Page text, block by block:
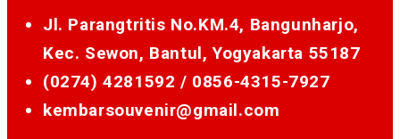
Jl. Parangtritis No.KM.4, Bangunharjo,
Kec. Sewon, Bantul, Yogyakarta 55187
(0274) 4281592 / 0856-4315-7927
kembarsouvenir@gmail.com